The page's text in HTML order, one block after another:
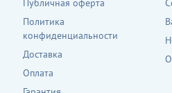
Публичная оферта
Политика
конфиденциальности
Доставка
Оплата